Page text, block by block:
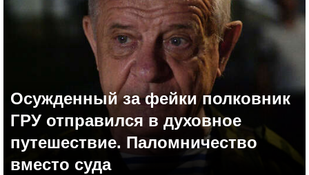
Осужденный за фейки полковник
ГРУ отправился в духовное
путешествие. Паломничество
вместо суда